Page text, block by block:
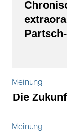
Meinung
Die
Meinung